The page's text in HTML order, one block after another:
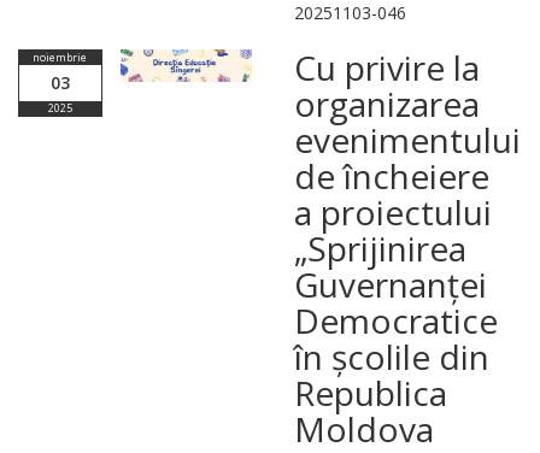
20251103-046
noiembrie
03
2025
Cu privire la
organizarea
evenimentului
de încheiere
a proiectului
„Sprijinirea
Guvernanței
Democratice
în școlile din
Republica
Moldova